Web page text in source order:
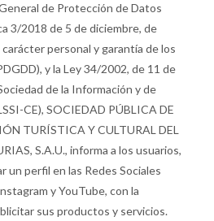
de Protección de Datos
3/2018 de 5 de diciembre, de
personal y garantía de los
y la Ley 34/2002, de 11 de
de la Información y de
CE), SOCIEDAD PÚBLICA DE
TURÍSTICA Y CULTURAL DEL
S.A.U., informa a los usuarios,
un perfil en las Redes Sociales
y YouTube, con la
sus productos y servicios.